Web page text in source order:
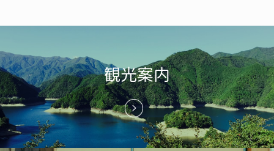
観光案内